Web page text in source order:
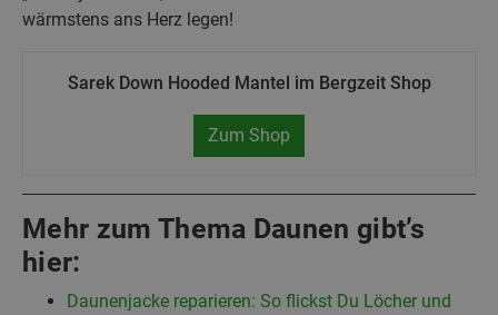
wärmstens ans Herz legen!
Sarek Down Hooded Mantel im Bergzeit Shop
Zum Shop
Mehr zum Thema Daunen gibt’s
hier:
Daunenjacke reparieren: So flickst Du Löcher und